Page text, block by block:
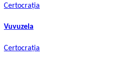
Certocrația
Vuvuzela
Certocrația